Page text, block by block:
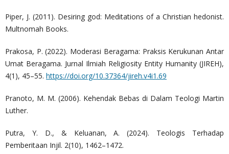
Piper, J. (2011). Desiring god: Meditations of a Christian hedonist.
Multnomah Books.
Prakosa, P. (2022). Moderasi Beragama: Praksis Kerukunan Antar
Umat Beragama. Jurnal Ilmiah Religiosity Entity Humanity (JIREH),
4(1), 45–55. https://doi.org/10.37364/jireh.v4i1.69
Pranoto, M. M. (2006). Kehendak Bebas di Dalam Teologi Martin
Luther.
Putra, Y. D., & Keluanan, A. (2024). Teologis Terhadap
Pemberitaan Injil. 2(10), 1462–1472.